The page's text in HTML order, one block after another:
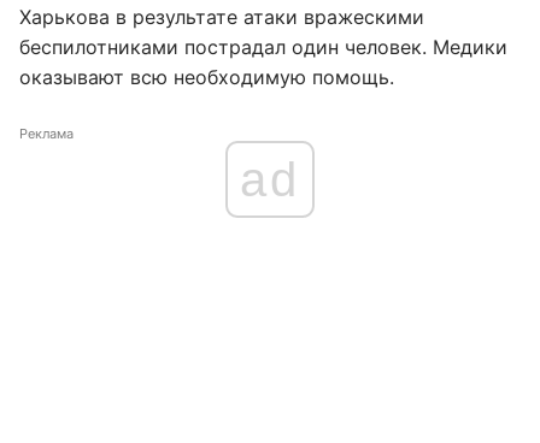
Харькова в результате атаки вражескими
беспилотниками пострадал один человек. Медики
оказывают всю необходимую помощь.
Реклама
ad